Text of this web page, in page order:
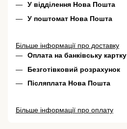
У відділення Нова Пошта
У поштомат Нова Пошта
Більше інформації про доставку
Оплата на банківську картку
Безготівковий розрахунок
Післяплата Нова Пошта
Більше інформації про оплату